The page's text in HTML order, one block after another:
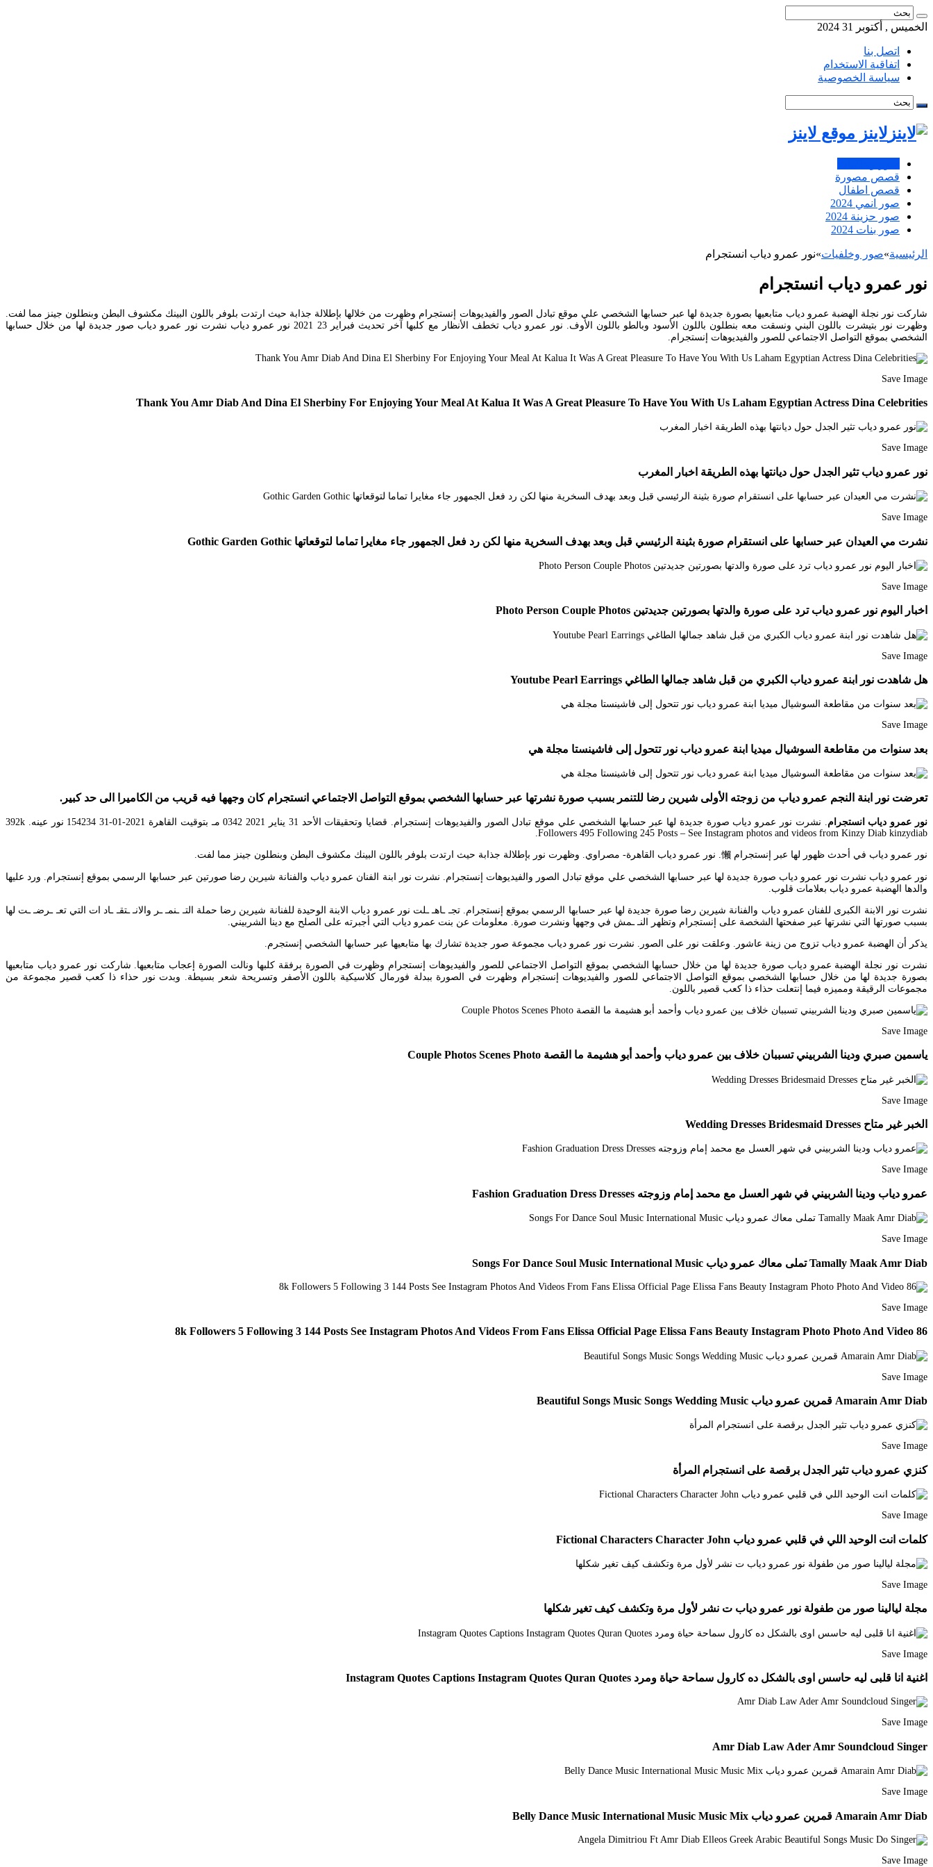
الخميس , أكتوبر 31 2024
اتصل بنا
اتفاقية الاستخدام
سياسة الخصوصية
لاينز موقع لاينز
قصص مصورة
قصص اطفال
صور انمي 2024
صور حزينة 2024
صور بنات 2024
الرئيسية»صور وخلفيات»نور عمرو دياب انستجرام
نور عمرو دياب انستجرام
شاركت نور نجلة الهضبة عمرو دياب متابعيها بصورة جديدة لها عبر حسابها الشخصي علي موقع تبادل الصور والفيديوهات إنستجرام وظهرت من خلالها بإطلالة جذابة حيث ارتدت بلوفر باللون البينك مكشوف البطن وبنطلون جينز مما لفت.
وظهرت نور بتيشرت باللون البني ونسقت معه بنطلون باللون الأسود وبالطو باللون الأوف. نور عمرو دياب تخطف الأنظار مع كلبها آخر تحديث فبراير 23 2021 نور عمرو دياب نشرت نور عمرو دياب صور جديدة لها من خلال حسابها
الشخصي بموقع التواصل الاجتماعي للصور والفيديوهات إنستجرام.
Save Image
Thank You Amr Diab And Dina El Sherbiny For Enjoying Your Meal At Kalua It Was A Great Pleasure To Have You With Us Laham Egyptian Actress Dina Celebrities
Save Image
نور عمرو دياب تثير الجدل حول ديانتها بهذه الطريقة اخبار المغرب
Save Image
نشرت مي العيدان عبر حسابها على انستقرام صورة بثينة الرئيسي قبل وبعد بهدف السخرية منها لكن رد فعل الجمهور جاء مغايرا تماما لتوقعاتها Gothic Garden Gothic
Save Image
اخبار اليوم نور عمرو دياب ترد على صورة والدتها بصورتين جديدتين Photo Person Couple Photos
Save Image
هل شاهدت نور ابنة عمرو دياب الكبري من قبل شاهد جمالها الطاغي Youtube Pearl Earrings
Save Image
بعد سنوات من مقاطعة السوشيال ميديا ابنة عمرو دياب نور تتحول إلى فاشينستا مجلة هي
تعرضت نور ابنة النجم عمرو دياب من زوجته الأولى شيرين رضا للتنمر بسبب صورة نشرتها عبر حسابها الشخصي بموقع التواصل الاجتماعي انستجرام كان وجهها فيه قريب من الكاميرا الى حد كبير.
نور عمرو دياب انستجرام
. نشرت نور عمرو دياب صورة جديدة لها عبر حسابها الشخصي علي موقع تبادل الصور والفيديوهات إنستجرام. قضايا وتحقيقات الأحد 31 يناير 2021 0342 مـ بتوقيت القاهرة 2021-01-31 154234 نور عينه. 392k
Followers 495 Following 245 Posts – See Instagram photos and videos from Kinzy Diab kinzydiab.
نور عمرو دياب في أحدث ظهور لها عبر إنستجرام 懶. نور عمرو دياب القاهرة- مصراوي. وظهرت نور بإطلالة جذابة حيث ارتدت بلوفر باللون البينك مكشوف البطن وبنطلون جينز مما لفت.
نور عمرو دياب نشرت نور عمرو دياب صورة جديدة لها عبر حسابها الشخصي علي موقع تبادل الصور والفيديوهات إنستجرام. نشرت نور ابنة الفنان عمرو دياب والفنانة شيرين رضا صورتين عبر حسابها الرسمي بموقع إنستجرام. ورد عليها
والدها الهضبة عمرو دياب بعلامات قلوب.
نشرت نور الابنة الكبرى للفنان عمرو دياب والفنانة شيرين رضا صورة جديدة لها عبر حسابها الرسمي بموقع إنستجرام. تجـ ـاهـ ـلت نور عمرو دياب الابنة الوحيدة للفنانة شيرين رضا حملة التـ ـنمـ ـر والانـ ـتقـ ـاد ات التي تعـ ـرضـ ـت لها
بسبب صورتها التي نشرتها عبر صفحتها الشخصة على إنستجرام وتظهر النـ ـمش في وجهها ونشرت صورة. معلومات عن بنت عمرو دياب التي أجبرته على الصلح مع دينا الشربيني.
يذكر أن الهضبة عمرو دياب تزوج من زينة عاشور. وعلقت نور على الصور. نشرت نور عمرو دياب مجموعة صور جديدة تشارك بها متابعيها عبر حسابها الشخصي إنستجرم.
نشرت نور نجلة الهضبة عمرو دياب صورة جديدة لها من خلال حسابها الشخصي بموقع التواصل الاجتماعي للصور والفيديوهات إنستجرام وظهرت في الصورة برفقة كلبها ونالت الصورة إعجاب متابعيها. شاركت نور عمرو دياب متابعيها
بصورة جديدة لها من خلال حسابها الشخصي بموقع التواصل الاجتماعي للصور والفيديوهات إنستجرام وظهرت في الصورة ببدلة فورمال كلاسيكية باللون الأصفر وتسريحة شعر بسيطة. وبدت نور حذاء ذا كعب قصير مجموعة من
مجموعات الرقيقة ومميزه فيما إنتعلت حذاء ذا كعب قصير باللون.
Save Image
ياسمين صبري ودينا الشربيني تسببان خلاف بين عمرو دياب وأحمد أبو هشيمة ما القصة Couple Photos Scenes Photo
Save Image
الخبر غير متاح Wedding Dresses Bridesmaid Dresses
Save Image
عمرو دياب ودينا الشربيني في شهر العسل مع محمد إمام وزوجته Fashion Graduation Dress Dresses
Save Image
Tamally Maak Amr Diab تملى معاك عمرو دياب Songs For Dance Soul Music International Music
Save Image
86 8k Followers 5 Following 3 144 Posts See Instagram Photos And Videos From Fans Elissa Official Page Elissa Fans Beauty Instagram Photo Photo And Video
Save Image
Amarain Amr Diab قمرين عمرو دياب Beautiful Songs Music Songs Wedding Music
Save Image
كنزي عمرو دياب تثير الجدل برقصة على انستجرام المرأة
Save Image
كلمات انت الوحيد اللي في قلبي عمرو دياب Fictional Characters Character John
Save Image
مجلة ليالينا صور من طفولة نور عمرو دياب ت نشر لأول مرة وتكشف كيف تغير شكلها
Save Image
اغنية انا قلبى ليه حاسس اوى بالشكل ده كارول سماحة حياة ومرد Instagram Quotes Captions Instagram Quotes Quran Quotes
Save Image
Amr Diab Law Ader Amr Soundcloud Singer
Save Image
Amarain Amr Diab قمرين عمرو دياب Belly Dance Music International Music Music Mix
Save Image